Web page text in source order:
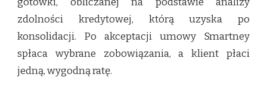
zdolności kredytowej, którą uzyska po
konsolidacji. Po akceptacji umowy Smartney
spłaca wybrane zobowiązania, a klient płaci
jedną, wygodną ratę.